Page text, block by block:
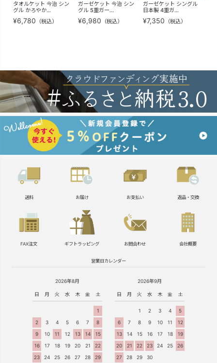
タオルケット 今治 シン
グル かろやか...
¥6,780 （税込）
ガーゼケット 今治 シン
グル 5重ガー...
¥6,980 （税込）
ガーゼケット シングル
日本製 4重ガ...
¥7,350 （税込）
送料 お届け お支払い 返品・交換
FAX注文 ギフトラッピング お問合わせ 会社概要
営業日カレンダー
2026年8月
日 月 火 水 木 金 土
1
2
3 4 5 6 7
8
9
10 11 12 13 14
15
16
17 18 19 20 21
22
23
24 25 26 27 28
29
2026年9月
日 月 火 水 木 金 土
1 2 3 4
5
6
7 8 9 10 11
12
13
14 15 16 17 18
19
20
21 22 23 24 25
26
27
28 29 30